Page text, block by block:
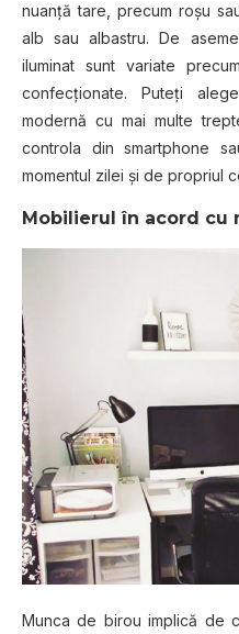
nuanţă tare, precum roşu
alb sau albastru. De
iluminat sunt variate
confecţionate. Puteţi
modernă cu mai multe
controla din smartphone
momentul zilei şi de propriul
Mobilierul în acord cu
Munca de birou implică de